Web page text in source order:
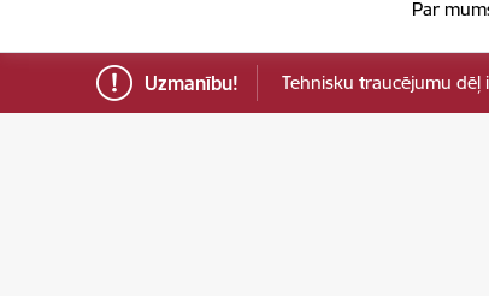
Par
Uzmanību! Tehnisku traucējumu dēļ